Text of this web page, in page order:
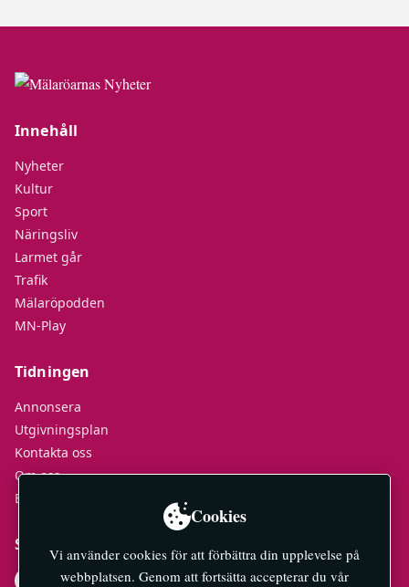
Innehåll
Nyheter
Kultur
Sport
Näringsliv
Larmet går
Trafik
Mälaröpodden
MN-Play
Tidningen
Annonsera
Utgivningsplan
Kontakta oss
Om oss
E-tidningar
Socialt
Cookies
Vi använder cookies för att förbättra din upplevelse på
webbplatsen. Genom att fortsätta accepterar du vår